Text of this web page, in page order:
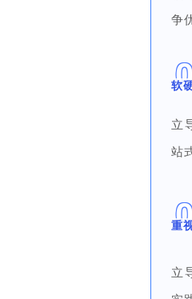
争
软
立
站
重
立